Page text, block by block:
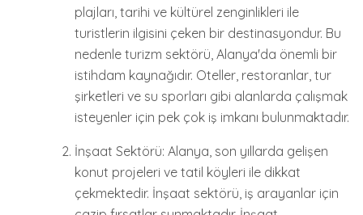
plajları, tarihi ve kültürel zenginlikleri ile
turistlerin ilgisini çeken bir destinasyondur. Bu
nedenle turizm sektörü, Alanya'da önemli bir
istihdam kaynağıdır. Oteller, restoranlar, tur
şirketleri ve su sporları gibi alanlarda çalışmak
isteyenler için pek çok iş imkanı bulunmaktadır.
İnşaat Sektörü: Alanya, son yıllarda gelişen
konut projeleri ve tatil köyleri ile dikkat
çekmektedir. İnşaat sektörü, iş arayanlar için